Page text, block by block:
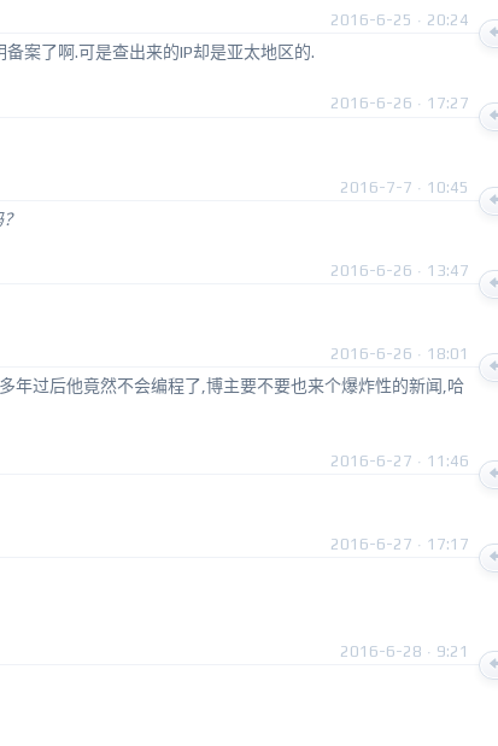
2016-6-25 · 20:24
案了啊.可是查出来的IP却是亚太地区的.
2016-6-26 · 17:27
2016-7-7 · 10:45
2016-6-26 · 13:47
2016-6-26 · 18:01
年过后他竟然不会编程了,博主要不要也来个爆炸性的新闻,哈
2016-6-27 · 11:46
2016-6-27 · 17:17
2016-6-28 · 9:21